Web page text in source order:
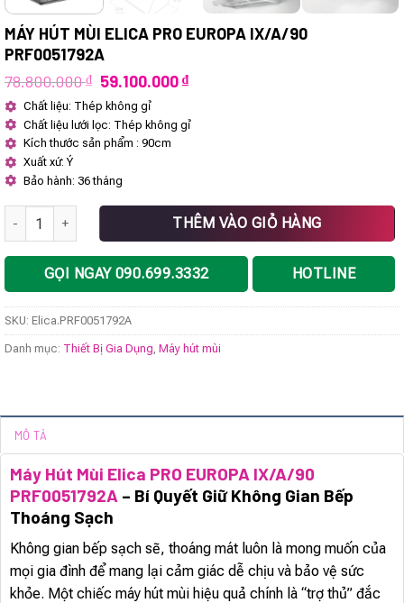
MÁY HÚT MÙI ELICA PRO EUROPA IX/A/90
PRF0051792A
78.800.000₫ Giá
gốc
là:
78.800.000 ₫.
59.100.000₫Giá
là:
Chất liệu: Thép không gỉ
Chất liệu lưới lọc: Thép không gỉ
Kích thước sản phẩm : 90cm
Xuất xứ: Ý
Bảo hành: 36 tháng
Máy hút mùi Elica PRO EUROPA IX/A/90 PRF0051792A số lượng
THÊM VÀO GIỎ HÀNG
GỌI NGAY 090.699.3332 HOTLINE
SKU: Elica.PRF0051792A
Danh mục: Thiết Bị Gia Dụng, Máy hút mùi
MÔ TẢ
Máy Hút Mùi Elica PRO EUROPA IX/A/90
PRF0051792A – Bí Quyết Giữ Không Gian Bếp
Thoáng Sạch
Không gian bếp sạch sẽ, thoáng mát luôn là mong muốn của
mọi gia đình để mang lại cảm giác dễ chịu và bảo vệ sức
khỏe. Một chiếc máy hút mùi hiệu quả chính là “trợ thủ” đắc